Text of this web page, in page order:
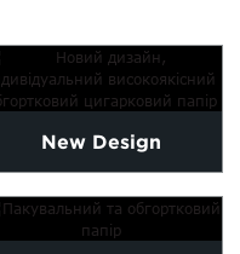
New Design
Customized High